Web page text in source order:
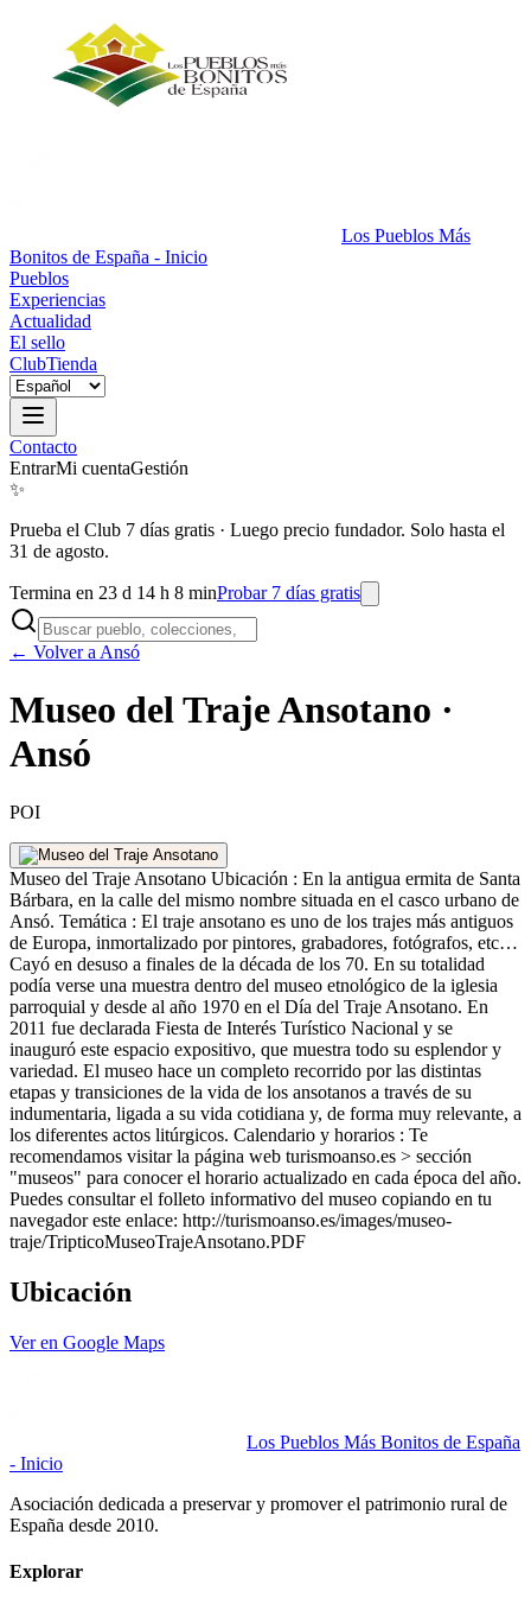
Los Pueblos Más
Bonitos de España - Inicio
Pueblos
Experiencias
Actualidad
El sello
ClubTienda
Contacto
EntrarMi cuentaGestión
✨
Prueba el Club 7 días gratis · Luego precio fundador. Solo hasta el
31 de agosto.
Termina en 23 d 14 h 8 minProbar 7 días gratis
← Volver a Ansó
Museo del Traje Ansotano ·
Ansó
POI
Museo del Traje Ansotano Ubicación : En la antigua ermita de Santa
Bárbara, en la calle del mismo nombre situada en el casco urbano de
Ansó. Temática : El traje ansotano es uno de los trajes más antiguos
de Europa, inmortalizado por pintores, grabadores, fotógrafos, etc…
Cayó en desuso a finales de la década de los 70. En su totalidad
podía verse una muestra dentro del museo etnológico de la iglesia
parroquial y desde al año 1970 en el Día del Traje Ansotano. En
2011 fue declarada Fiesta de Interés Turístico Nacional y se
inauguró este espacio expositivo, que muestra todo su esplendor y
variedad. El museo hace un completo recorrido por las distintas
etapas y transiciones de la vida de los ansotanos a través de su
indumentaria, ligada a su vida cotidiana y, de forma muy relevante, a
los diferentes actos litúrgicos. Calendario y horarios : Te
recomendamos visitar la página web turismoanso.es > sección
"museos" para conocer el horario actualizado en cada época del año.
Puedes consultar el folleto informativo del museo copiando en tu
navegador este enlace: http://turismoanso.es/images/museo-
traje/TripticoMuseoTrajeAnsotano.PDF
Ubicación
Ver en Google Maps
Los Pueblos Más Bonitos de España
- Inicio
Asociación dedicada a preservar y promover el patrimonio rural de
España desde 2010.
Explorar